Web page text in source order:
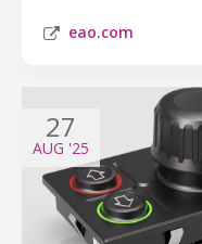
eao.com
27
AUG '25